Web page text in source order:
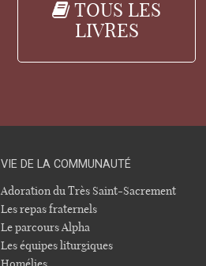
TOUS LES
LIVRES
VIE DE LA COMMUNAUTÉ
Adoration du Très Saint-Sacrement
Les repas fraternels
Le parcours Alpha
Les équipes liturgiques